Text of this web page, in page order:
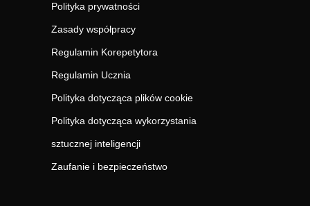
Polityka prywatności
Zasady współpracy
Regulamin Korepetytora
Regulamin Ucznia
Polityka dotycząca plików cookie
Polityka dotycząca wykorzystania
sztucznej inteligencji
Zaufanie i bezpieczeństwo